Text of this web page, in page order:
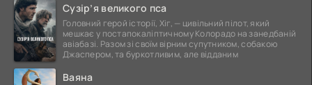
Сузір’я великого пса
Головний герой історії, Хіг, — цивільний пілот, який
мешкає у постапокаліптичному Колорадо на занедбаній
авіабазі. Разом зі своїм вірним супутником, собакою
Джаспером, та буркотливим, але відданим
Ваяна